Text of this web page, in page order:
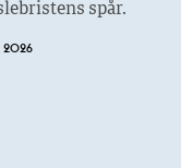
spår.
2026